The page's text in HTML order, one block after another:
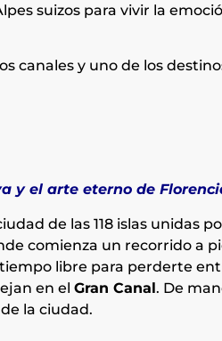
suizos para vivir la
canales y uno de los
y el arte eterno de
de las 118 islas unidas
comienza un recorrido a
libre para perderte
en el Gran Canal. De
la ciudad.